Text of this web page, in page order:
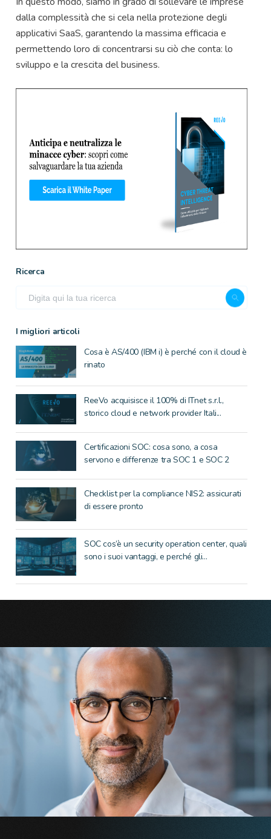
dalla complessità che si cela nella protezione degli
applicativi SaaS, garantendo la massima efficacia e
permettendo loro di concentrarsi su ciò che conta: lo
sviluppo e la crescita del business.
Ricerca
I migliori articoli
Cosa è AS/400 (IBM i) è perché con il cloud è
rinato
ReeVo acquisisce il 100% di ITnet s.r.l.,
storico cloud e network provider Itali...
Certificazioni SOC: cosa sono, a cosa
servono e differenze tra SOC 1 e SOC 2
Checklist per la compliance NIS2: assicurati
di essere pronto
SOC cos’è un security operation center, quali
sono i suoi vantaggi, e perché gli...